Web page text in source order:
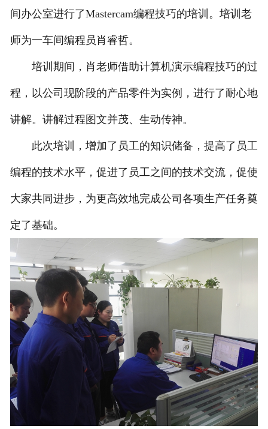
间办公室进行了Mastercam编程技巧的培训。培训老
师为一车间编程员肖睿哲。
培训期间，肖老师借助计算机演示编程技巧的过
程，以公司现阶段的产品零件为实例，进行了耐心地
讲解。讲解过程图文并茂、生动传神。
此次培训，增加了员工的知识储备，提高了员工
编程的技术水平，促进了员工之间的技术交流，促使
大家共同进步，为更高效地完成公司各项生产任务奠
定了基础。